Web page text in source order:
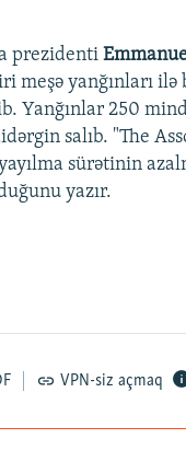
prezidenti
meşə yanğınları ilə
Yanğınlar 250
salıb. "The
sürətinin
yazır.
VPN-siz açmaq